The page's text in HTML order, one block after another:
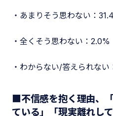
・あまりそう思わない：
・全くそう思わない：2.0%
・わからない/答えられない
■不信感を抱く理由、
ている」「現実離れし